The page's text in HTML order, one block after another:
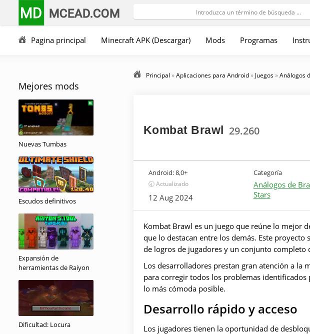
MD MCEAD.COM
Pagina principal Minecraft APK (Descargar) Mods Programas
Mejores mods
Nuevas Tumbas
Escudos definitivos
Expansión de
herramientas de Raiyon
Dificultad: Locura
Principal »Aplicaciones para Android» Juegos»Análogos
Kombat Brawl 29.260
Android:8,0+
🕣 Actualizado
12 Aug 2024
Categoría
Análogos de
Stars
Kombat Brawl es un juego que reúne lo mejor
que lo destacan entre los demás. Este
de logros de jugadores y un conjunto completo
Los desarrolladores prestan gran atención a la
para corregir todos los problemas identificados
lo más cómoda posible.
Desarrollo rápido y acceso
Los jugadores tienen la oportunidad de